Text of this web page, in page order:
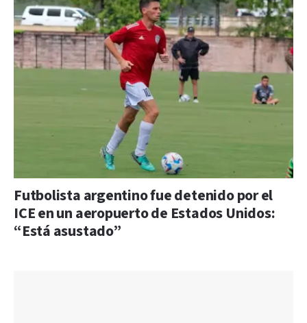
Futbolista argentino fue detenido por el
ICE en un aeropuerto de Estados Unidos:
“Está asustado”